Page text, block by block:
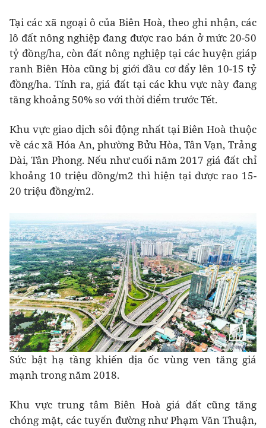
Tại các xã ngoại ô của Biên Hoà, theo ghi nhận, các
lô đất nông nghiệp đang được rao bán ở mức 20-50
tỷ đồng/ha, còn đất nông nghiệp tại các huyện giáp
ranh Biên Hòa cũng bị giới đầu cơ đẩy lên 10-15 tỷ
đồng/ha. Tính ra, giá đất tại các khu vực này đang
tăng khoảng 50% so với thời điểm trước Tết.
Khu vực giao dịch sôi động nhất tại Biên Hoà thuộc
về các xã Hóa An, phường Bửu Hòa, Tân Vạn, Trảng
Dài, Tân Phong. Nếu như cuối năm 2017 giá đất chỉ
khoảng 10 triệu đồng/m2 thì hiện tại được rao 15-
20 triệu đồng/m2.
Sức bật hạ tầng khiến địa ốc vùng ven tăng giá
mạnh trong năm 2018.
Khu vực trung tâm Biên Hoà giá đất cũng tăng
chóng mặt, các tuyến đường như Phạm Văn Thuận,